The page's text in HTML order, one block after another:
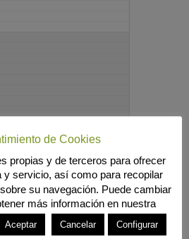
de Cookies
propias y de terceros para ofrecer
y servicio, así como para recopilar
su navegación. Puede cambiar
más información en nuestra
Aceptar Cancelar Configurar